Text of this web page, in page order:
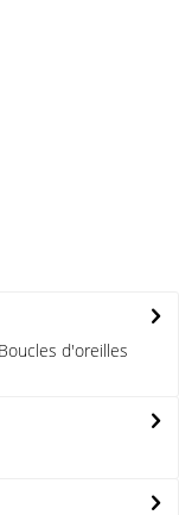
d'oreilles